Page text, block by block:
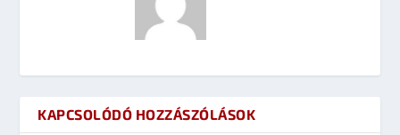
KAPCSOLÓDÓ HOZZÁSZÓLÁSOK